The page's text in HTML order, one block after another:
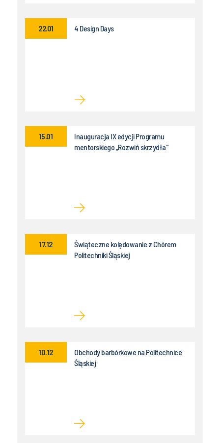
4 Design Days
22.01
Inauguracja IX edycji Programu
mentorskiego „Rozwiń skrzydła"
15.01
Świąteczne kolędowanie z Chórem
Politechniki Śląskiej
17.12
Obchody barbórkowe na Politechnice
Śląskiej
10.12